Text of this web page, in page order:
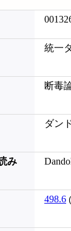
統一
断毒
ダン
み
498.6